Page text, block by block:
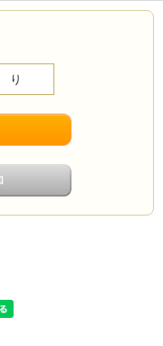
だいちゃん）
」（西表自然保護官事務
山資料研究会 山根頼子)
越(クイ)道(ツ)）の周辺」
ーとラコ」
り